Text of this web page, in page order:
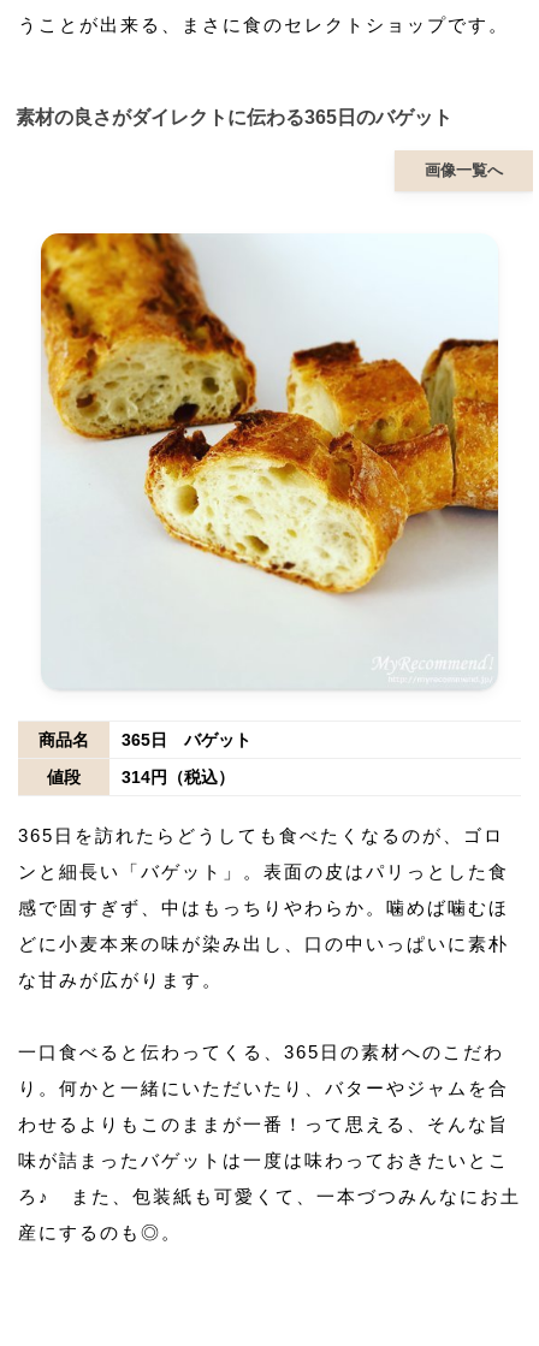
うことが出来る、まさに食のセレクトショップです。
素材の良さがダイレクトに伝わる365日のバゲット
画像一覧へ
商品名
365日 バゲット
値段
314円（税込）
365日を訪れたらどうしても食べたくなるのが、ゴロ
ンと細長い「バゲット」。表面の皮はパリっとした食
感で固すぎず、中はもっちりやわらか。噛めば噛むほ
どに小麦本来の味が染み出し、口の中いっぱいに素朴
な甘みが広がります。
一口食べると伝わってくる、365日の素材へのこだわ
り。何かと一緒にいただいたり、バターやジャムを合
わせるよりもこのままが一番！って思える、そんな旨
味が詰まったバゲットは一度は味わっておきたいとこ
ろ♪ また、包装紙も可愛くて、一本づつみんなにお土
産にするのも◎。